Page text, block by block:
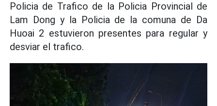
Policia de Trafico de la Policia Provincial de
Lam Dong y la Policia de la comuna de Da
Huoai 2 estuvieron presentes para regular y
desviar el trafico.